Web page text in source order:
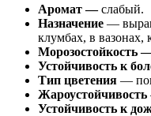
Аромат —слабый.
Назначение —
клумбах, в вазонах,
Морозостойкость
Устойчивость к
Тип цветения —
Жароустойчивость
Устойчивость к